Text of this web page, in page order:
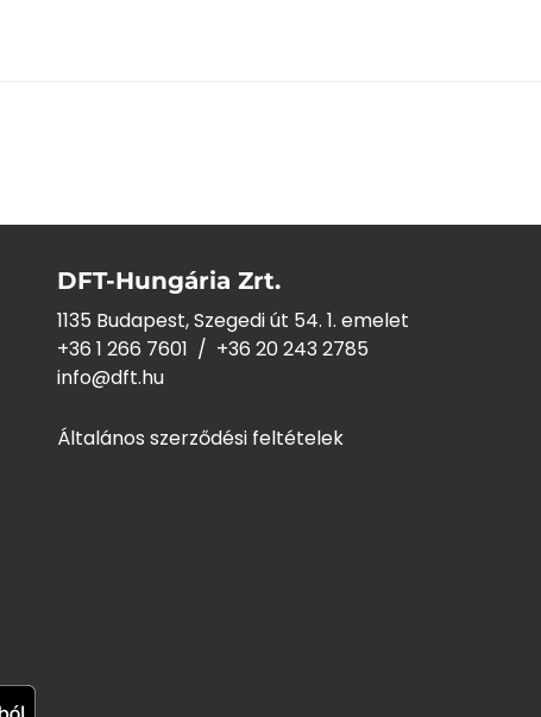
DFT-Hungária Zrt.
1135 Budapest, Szegedi út 54. 1. emelet
+36 1 266 7601 / +36 20 2432785
info@dft.hu
Általános szerződési feltételek